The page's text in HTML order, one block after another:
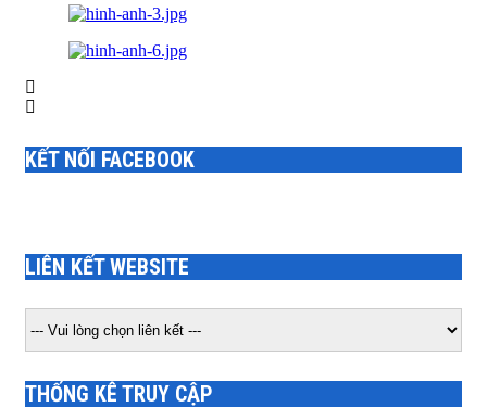
KẾT NỐI FACEBOOK
LIÊN KẾT WEBSITE
THỐNG KÊ TRUY CẬP